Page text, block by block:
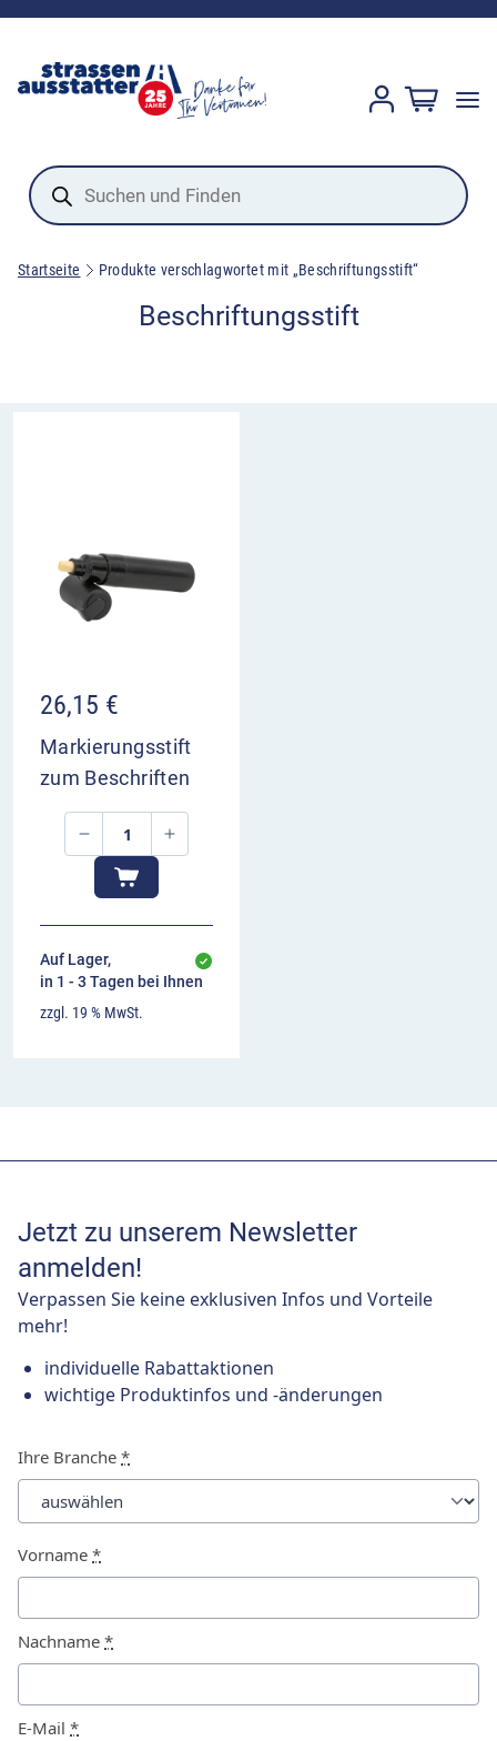
Products
search
Startseite Produkte verschlagwortet mit „Beschriftungsstift“
Beschriftungsstift
26,15 €
Markierungsstift
zum Beschriften
Auf Lager,
in 1 - 3 Tagen bei Ihnen
zzgl. 19 % MwSt.
Jetzt zu unserem Newsletter
anmelden!
Verpassen Sie keine exklusiven Infos und Vorteile
mehr!
individuelle Rabattaktionen
wichtige Produktinfos und -änderungen
Ihre Branche *
Vorname *
Nachname *
E-Mail *